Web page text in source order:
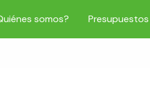
somos? Presupuestos